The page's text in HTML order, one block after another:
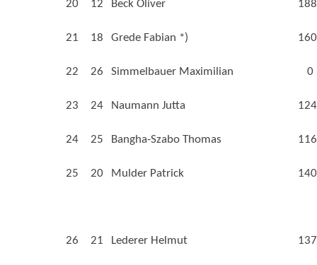
20 12 Beck Oliver
21 18 Grede Fabian *)
22 26 Simmelbauer Maximilian 0
23 24 Naumann Jutta
24 25 Bangha-Szabo Thomas
25 20 Mulder Patrick
26 21 Lederer Helmut